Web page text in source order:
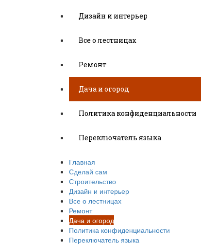
Дизайн и интерьер
Все о лестницах
Ремонт
Дача и огород
Политика конфиденциальности
Переключатель языка
Главная
Сделай сам
Строительство
Дизайн и интерьер
Все о лестницах
Ремонт
Дача и огород
Политика конфиденциальности
Переключатель языка